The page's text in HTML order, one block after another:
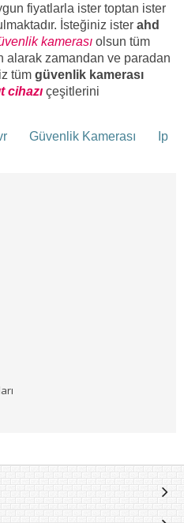
fiyatlarla ister toptan ister
İsteğiniz ister ahd
kamerası olsun tüm
alarak zamandan ve paradan
tüm güvenlik kamerası
cihazı çeşitlerini
Güvenlik Kamerası
Ip